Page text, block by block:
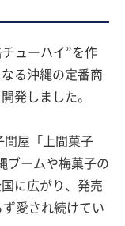
ューハイ”を作
る沖縄の定番商
発しました。
問屋「上間菓子
ブームや梅菓子の
に広がり、発売
愛され続けてい